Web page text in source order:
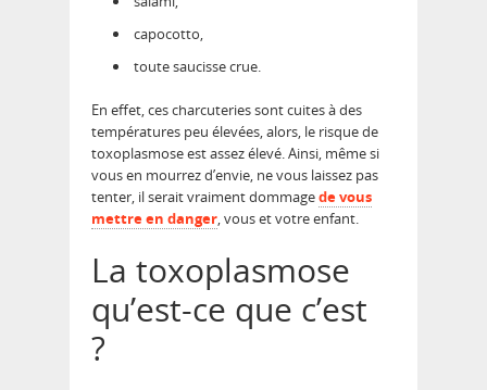
capocotto,
toute saucisse crue.
En effet, ces charcuteries sont cuites à des
températures peu élevées, alors, le risque de
toxoplasmose est assez élevé. Ainsi, même si
vous en mourrez d’envie, ne vous laissez pas
tenter, il serait vraiment dommagede vous
mettre en danger, vous et votre enfant.
La toxoplasmose
qu’est-ce que c’est
?